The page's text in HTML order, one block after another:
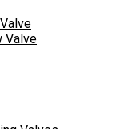
Valve